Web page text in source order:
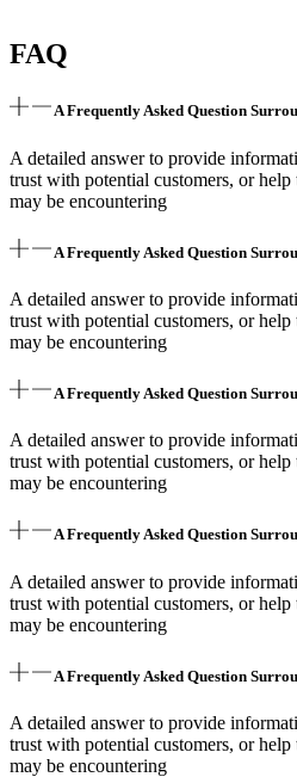
FAQ
A Frequently Asked Question
A detailed answer to provide
trust with potential customers, or
may be encountering
A Frequently Asked Question
A detailed answer to provide
trust with potential customers, or
may be encountering
A Frequently Asked Question
A detailed answer to provide
trust with potential customers, or
may be encountering
A Frequently Asked Question
A detailed answer to provide
trust with potential customers, or
may be encountering
A Frequently Asked Question
A detailed answer to provide
trust with potential customers, or
may be encountering